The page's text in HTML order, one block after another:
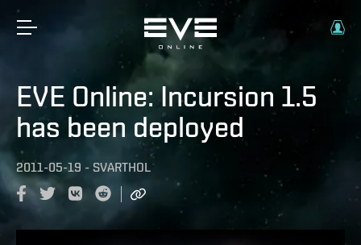
EVE Online: Incursion 1.5
has been deployed
2011-05-19 - SVARTHOL